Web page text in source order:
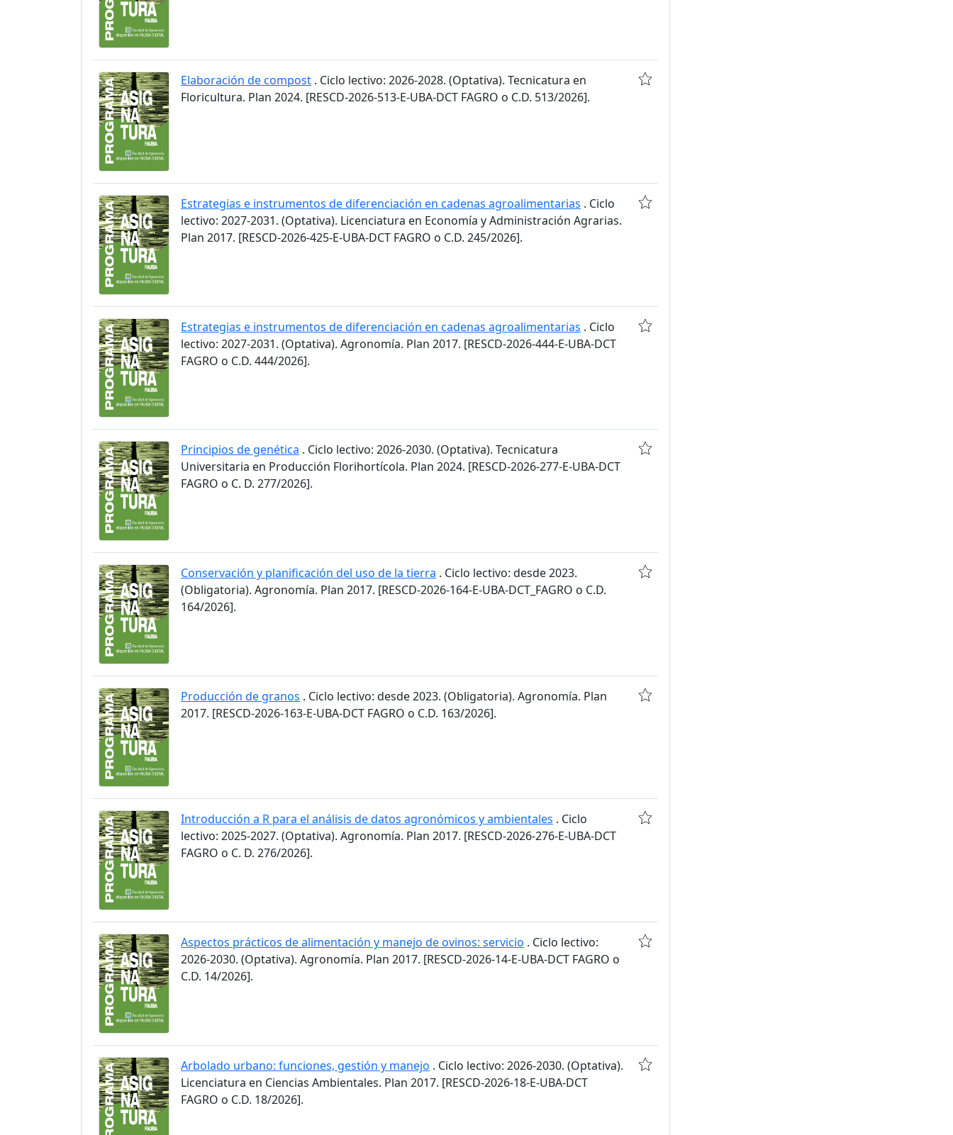
Elaboración de compost . Ciclo lectivo: 2026-2028. (Optativa). Tecnicatura en
Floricultura. Plan 2024. [RESCD-2026-513-E-UBA-DCT FAGRO o C.D. 513/2026].
Estrategias e instrumentos de diferenciación en cadenas agroalimentarias . Ciclo
lectivo: 2027-2031. (Optativa). Licenciatura en Economía y Administración Agrarias.
Plan 2017. [RESCD-2026-425-E-UBA-DCT FAGRO o C.D. 245/2026].
Estrategias e instrumentos de diferenciación en cadenas agroalimentarias . Ciclo
lectivo: 2027-2031. (Optativa). Agronomía. Plan 2017. [RESCD-2026-444-E-UBA-DCT
FAGRO o C.D. 444/2026].
Principios de genética . Ciclo lectivo: 2026-2030. (Optativa). Tecnicatura
Universitaria en Producción Florihortícola. Plan 2024. [RESCD-2026-277-E-UBA-DCT
FAGRO o C. D. 277/2026].
Conservación y planificación del uso de la tierra . Ciclo lectivo: desde 2023.
(Obligatoria). Agronomía. Plan 2017. [RESCD-2026-164-E-UBA-DCT_FAGRO o C.D.
164/2026].
Producción de granos . Ciclo lectivo: desde 2023. (Obligatoria). Agronomía. Plan
2017. [RESCD-2026-163-E-UBA-DCT FAGRO o C.D. 163/2026].
Introducción a R para el análisis de datos agronómicos y ambientales . Ciclo
lectivo: 2025-2027. (Optativa). Agronomía. Plan 2017. [RESCD-2026-276-E-UBA-DCT
FAGRO o C. D. 276/2026].
Aspectos prácticos de alimentación y manejo de ovinos: servicio . Ciclo lectivo:
2026-2030. (Optativa). Agronomía. Plan 2017. [RESCD-2026-14-E-UBA-DCT FAGRO o
C.D. 14/2026].
Arbolado urbano: funciones, gestión y manejo . Ciclo lectivo: 2026-2030. (Optativa).
Licenciatura en Ciencias Ambientales. Plan 2017. [RESCD-2026-18-E-UBA-DCT
FAGRO o C.D. 18/2026].